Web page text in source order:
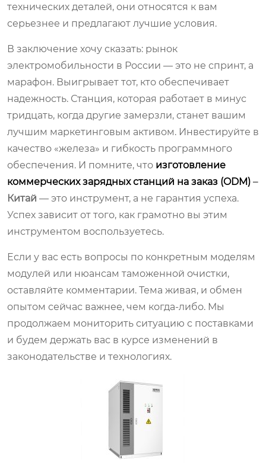
технических деталей, они относятся к вам
серьезнее и предлагают лучшие условия.
В заключение хочу сказать: рынок
электромобильности в России — это не спринт, а
марафон. Выигрывает тот, кто обеспечивает
надежность. Станция, которая работает в минус
тридцать, когда другие замерзли, станет вашим
лучшим маркетинговым активом. Инвестируйте в
качество «железа» и гибкость программного
обеспечения. И помните, что изготовление
коммерческих зарядных станций на заказ (ODM) –
Китай — это инструмент, а не гарантия успеха.
Успех зависит от того, как грамотно вы этим
инструментом воспользуетесь.
Если у вас есть вопросы по конкретным моделям
модулей или нюансам таможенной очистки,
оставляйте комментарии. Тема живая, и обмен
опытом сейчас важнее, чем когда-либо. Мы
продолжаем мониторить ситуацию с поставками
и будем держать вас в курсе изменений в
законодательстве и технологиях.